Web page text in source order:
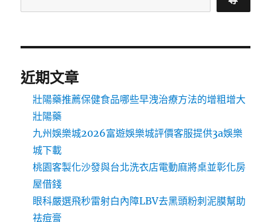
近期文章
壯陽藥推薦保健食品哪些早洩治療方法的增粗增大
壯陽藥
九州娛樂城2026富遊娛樂城評價客服提供3a娛樂
城下載
桃園客製化沙發與台北洗衣店電動麻將桌並彰化房
屋借錢
眼科嚴選飛秒雷射白內障LBV去黑頭粉刺泥膜幫助
祛痘膏